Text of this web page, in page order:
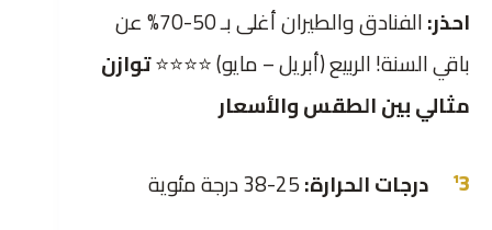
احذر:
الفنادق والطيران أغلى بـ 50-70% عن
باقي السنة! الربيع (أبريل – مايو) ⭐⭐⭐⭐توازن
مثالي بين الطقس والأسعار
درجات الحرارة: